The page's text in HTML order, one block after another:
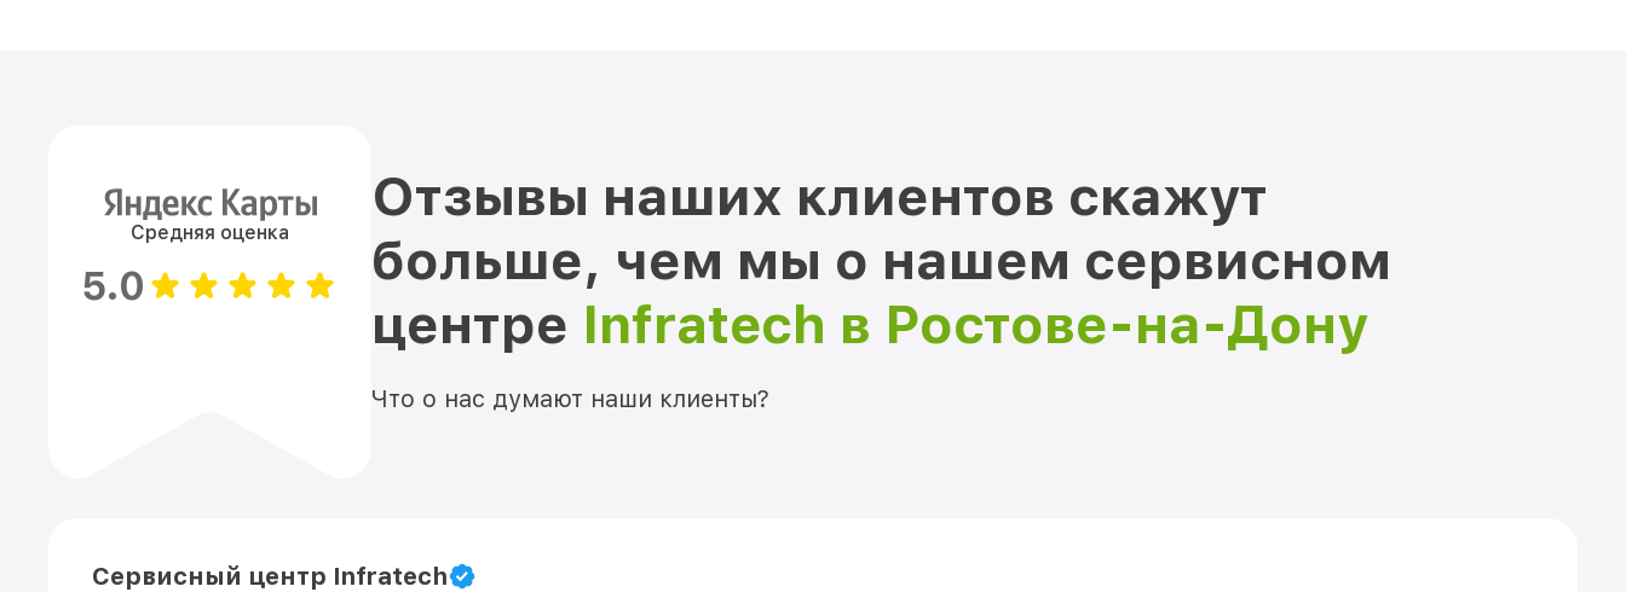
Средняя оценка
5.0
Отзывы наших клиентов скажут
больше, чем мы о нашем сервисном
центре Infratech в Ростове-на-Дону
Что о нас думают наши клиенты?
Сервисный центр Infratech